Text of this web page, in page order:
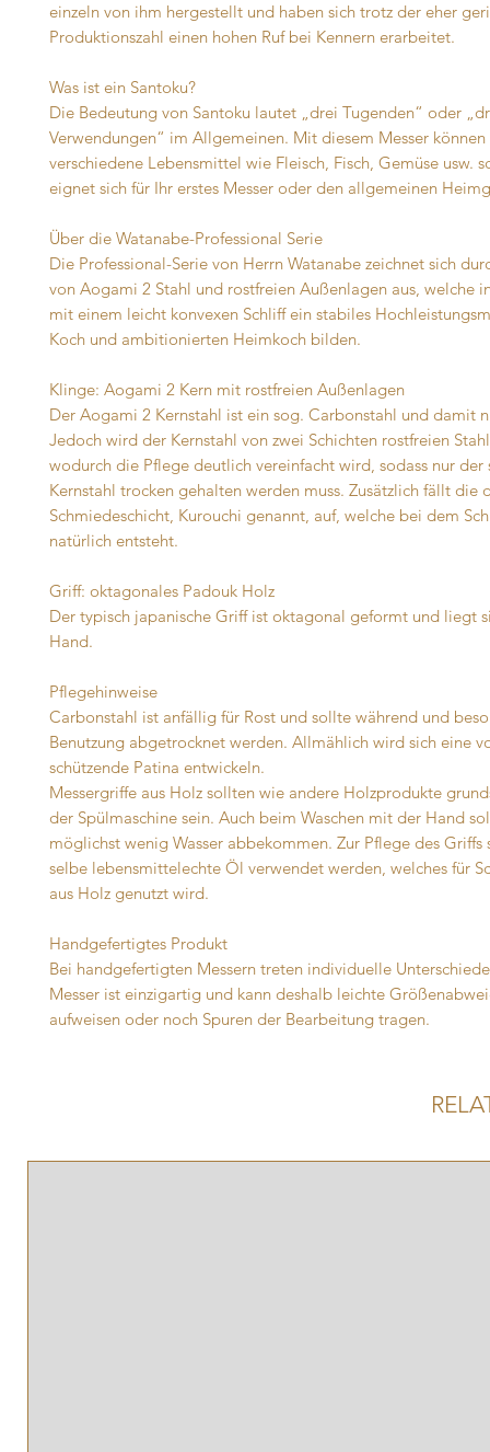
einzeln von ihm hergestellt und haben sich trotz der eher
Produktionszahl einen hohen Ruf bei Kennern erarbeitet.
Was ist ein Santoku?
Die Bedeutung von Santoku lautet „drei Tugenden“ oder
Verwendungen“ im Allgemeinen. Mit diesem Messer können
verschiedene Lebensmittel wie Fleisch, Fisch, Gemüse usw.
eignet sich für Ihr erstes Messer oder den allgemeinen
Über die Watanabe-Professional Serie
Die Professional-Serie von Herrn Watanabe zeichnet sich
von Aogami 2 Stahl und rostfreien Außenlagen aus, welche
mit einem leicht konvexen Schliff ein stabiles
Koch und ambitionierten Heimkoch bilden.
Klinge: Aogami 2 Kern mit rostfreien Außenlagen
Der Aogami 2 Kernstahl ist ein sog. Carbonstahl und damit
Jedoch wird der Kernstahl von zwei Schichten rostfreien
wodurch die Pflege deutlich vereinfacht wird, sodass nur der
Kernstahl trocken gehalten werden muss. Zusätzlich fällt die
Schmiedeschicht, Kurouchi genannt, auf, welche bei dem
natürlich entsteht.
Griff: oktagonales Padouk Holz
Der typisch japanische Griff ist oktagonal geformt und liegt
Hand.
Pflegehinweise
Carbonstahl ist anfällig für Rost und sollte während und
Benutzung abgetrocknet werden. Allmählich wird sich eine
schützende Patina entwickeln.
Messergriffe aus Holz sollten wie andere Holzprodukte
der Spülmaschine sein. Auch beim Waschen mit der Hand
möglichst wenig Wasser abbekommen. Zur Pflege des Griffs
selbe lebensmittelechte Öl verwendet werden, welches für
aus Holz genutzt wird.
Handgefertigtes Produkt
Bei handgefertigten Messern treten individuelle
Messer ist einzigartig und kann deshalb leichte
aufweisen oder noch Spuren der Bearbeitung tragen.